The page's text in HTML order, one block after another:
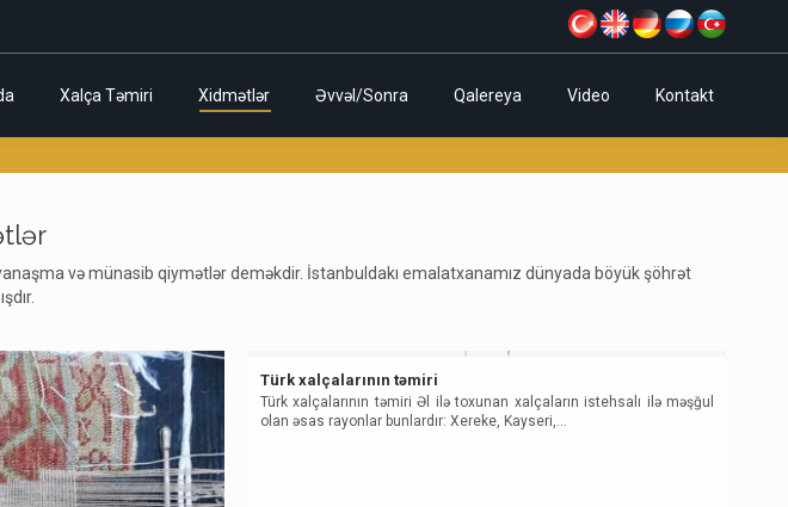
Xalça Təmiri Xidmətlər Əvvəl/Sonra Qalereya Video Kontakt
və münasib qiymətlər deməkdir. İstanbuldakı emalatxanamız dünyada böyük şöhrət
Türk xalçalarının təmiri
Türk xalçalarının təmiri Əl ilə toxunan xalçaların istehsalı ilə məşğul
olan əsas rayonlar bunlardır: Xereke, Kayseri,…